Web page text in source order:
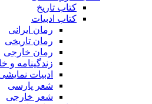
کتاب تاریخ
کتاب ادبیات
رمان ایرانی
رمان تاریخی
رمان خارجی
زندگینامه و
ادبیات
شعر پارسی
شعر خارجی